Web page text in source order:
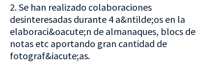
2. Se han realizado colaboraciones
desinteresadas durante 4 a&ntilde;os en la
elaboraci&oacute;n de almanaques, blocs de
notas etc aportando gran cantidad de
fotograf&iacute;as.